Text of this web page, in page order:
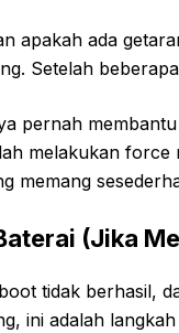
apakah ada
Setelah
pernah
melakukan
memang
(Jika
tidak berhasil,
ini adalah